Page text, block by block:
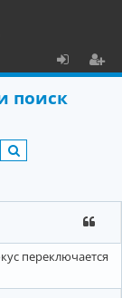
и
поиск
переключается